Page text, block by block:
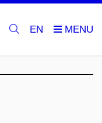
EN